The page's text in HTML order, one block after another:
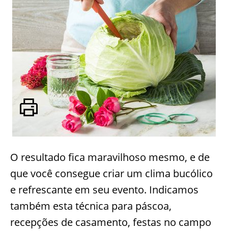
O resultado fica maravilhoso mesmo, e de
que você consegue criar um clima bucólico
e refrescante em seu evento. Indicamos
também esta técnica para páscoa,
recepções de casamento, festas no campo